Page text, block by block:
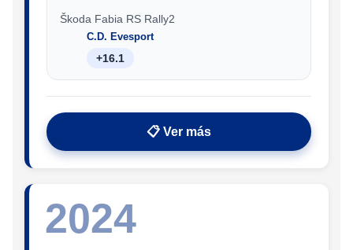
Škoda Fabia RS Rally2
C.D. Evesport
+16.1
📋 Ver más
2024